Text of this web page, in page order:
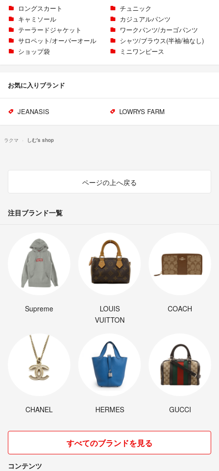
ロングスカート
チュニック
キャミソール
カジュアルパンツ
テーラードジャケット
ワークパンツ/カーゴパンツ
サロペット/オーバーオール
シャツ/ブラウス(半袖/袖なし)
ショップ袋
ミニワンピース
お気に入りブランド
JEANASIS LOWRYS FARM
ラクマ しむ's shop
ページの上へ戻る
注目ブランド一覧
Supreme
LOUIS
VUITTON
COACH
CHANEL HERMES GUCCI
すべてのブランドを見る
コンテンツ